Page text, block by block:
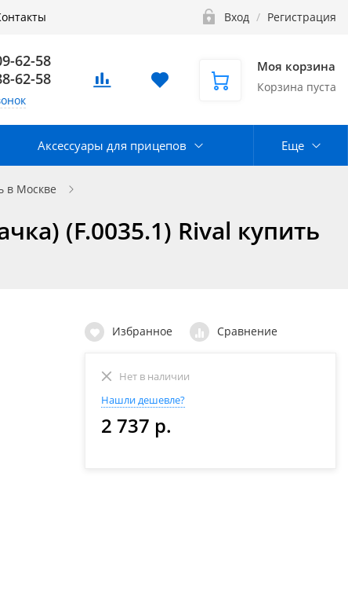
Вход / Регистрация
62-58
62-58
Моя корзина
Корзина пуста
Аксессуары для прицепов Еще
в Москве
(F.0035.1) Rival купить
Избранное Сравнение
Нет в наличии
Нашли дешевле?
2 737 р.